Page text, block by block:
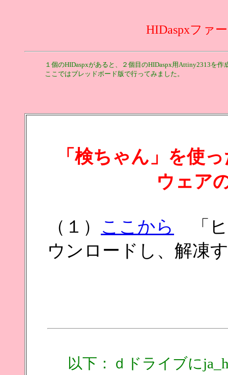
HIDaspxファ
１個のHIDaspxがあると、２個目のHIDaspx用Attiny2313を作
ここではブレッドボード版で行ってみました。
「検ちゃん」を使
ウェア
（１） ここから
「ヒ
ウンロードし、解凍
以下：ｄドライブに